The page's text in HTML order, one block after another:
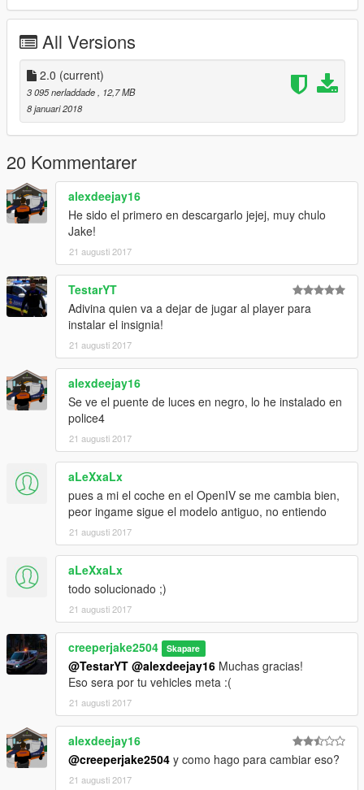
All Versions
2.0 (current)
3 095 nerladdade
, 12,7 MB
8 januari 2018
20 Kommentarer
alexdeejay16
He sido el primero en descargarlo jejej, muy chulo
Jake!
21 augusti 2017
TestarYT
Adivina quien va a dejar de jugar al player para
instalar el insignia!
21 augusti 2017
alexdeejay16
Se ve el puente de luces en negro, lo he instalado en
police4
21 augusti 2017
aLeXxaLx
pues a mi el coche en el OpenIV se me cambia bien,
peor ingame sigue el modelo antiguo, no entiendo
21 augusti 2017
aLeXxaLx
todo solucionado ;)
21 augusti 2017
creeperjake2504 Skapare
@TestarYT @alexdeejay16 Muchas gracias!
Eso sera por tu vehicles meta :(
21 augusti 2017
alexdeejay16
@creeperjake2504 y como hago para cambiar eso?
21 augusti 2017